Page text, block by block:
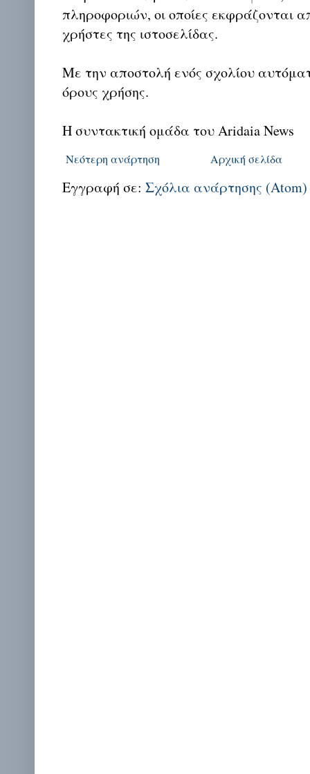
πληροφοριών, οι οποίες εκφράζονται
χρήστες της ιστοσελίδας.
Με την αποστολή ενός σχολίου
όρους χρήσης.
Η συντακτική ομάδα του Aridaia News
Νεότερη ανάρτηση Αρχική σελίδα
Εγγραφή σε: Σχόλια ανάρτησης (Atom)